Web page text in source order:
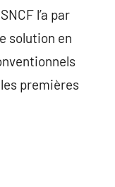
l’a par
solution en
premières